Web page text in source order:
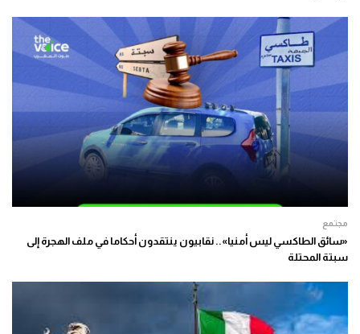
مجتمع
«سائق الطاكسي ليس أمنيا».. نقابيون ينتقدون أحكاما في ملف الهجرة إلى
سبتة المحتلة